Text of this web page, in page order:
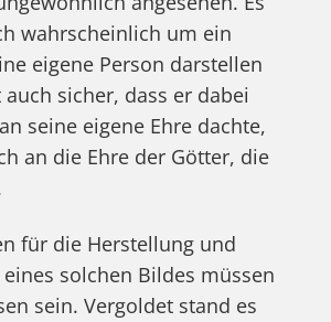
wahrscheinlich um ein
eigene Person darstellen
auch sicher, dass er dabei
seine eigene Ehre dachte,
an die Ehre der Götter, die
für die Herstellung und
solchen Bildes müssen
sein. Vergoldet stand es